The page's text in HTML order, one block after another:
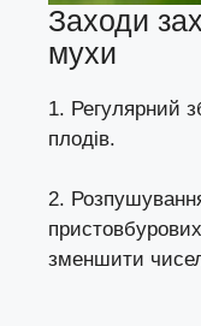
Заходи
мухи
1. Регулярний
плодів.
2.
зменшити